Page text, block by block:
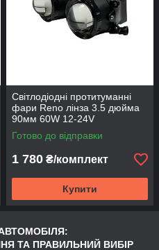
Світлодіодні протитуманні
фари Reno лінза 3.5 дюйма
90мм 60W 12-24V
Готово до відправки
1 780 ₴/комплект
Купити
ТА ПРАВИЛЬНИЙ ВИБІР